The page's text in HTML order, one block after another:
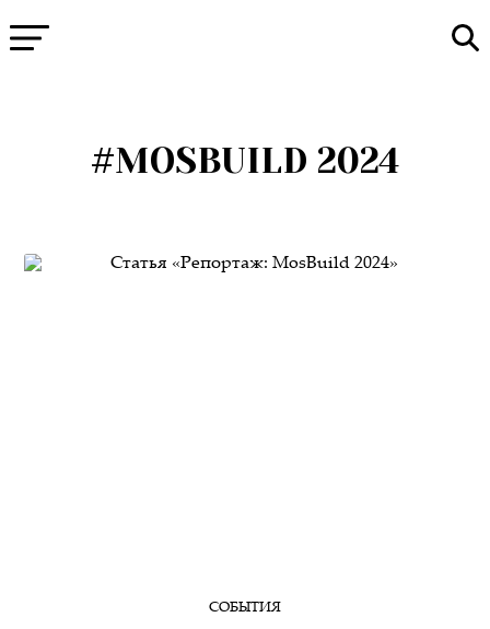
#MOSBUILD 2024
СОБЫТИЯ